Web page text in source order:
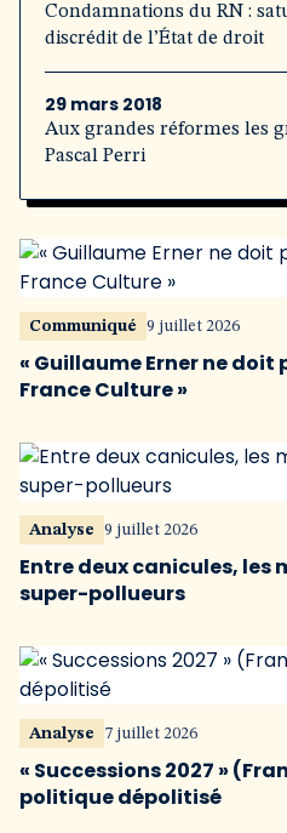
Condamnations du RN :
discrédit de l’État de droit
29 mars 2018
Aux grandes réformes les
Pascal Perri
Communiqué 9 juillet 2026
« Guillaume Erner ne doit
France Culture »
Analyse 9 juillet 2026
Entre deux canicules, les
super-pollueurs
Analyse 7 juillet 2026
« Successions 2027 »
politique dépolitisé